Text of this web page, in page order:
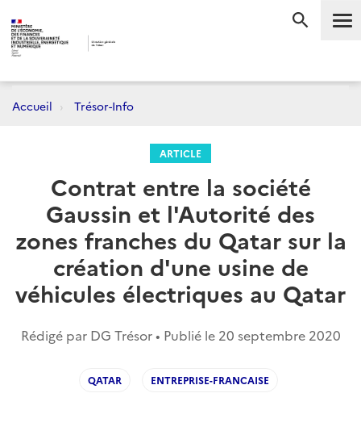
Accueil Trésor-Info
ARTICLE
Contrat entre la société
Gaussin et l'Autorité des
zones franches du Qatar sur la
création d'une usine de
véhicules électriques au Qatar
Rédigé par DG Trésor • Publié le 20 septembre 2020
QATAR ENTREPRISE-FRANCAISE